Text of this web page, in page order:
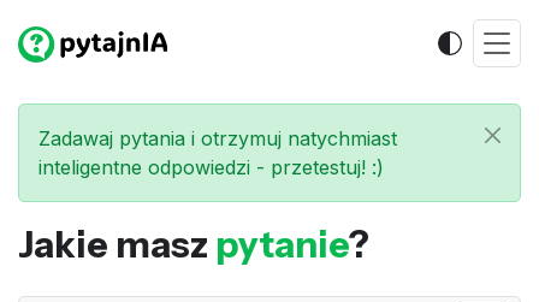
Zadawaj pytania i otrzymuj natychmiast
inteligentne odpowiedzi - przetestuj! :)
Jakie masz pytanie?